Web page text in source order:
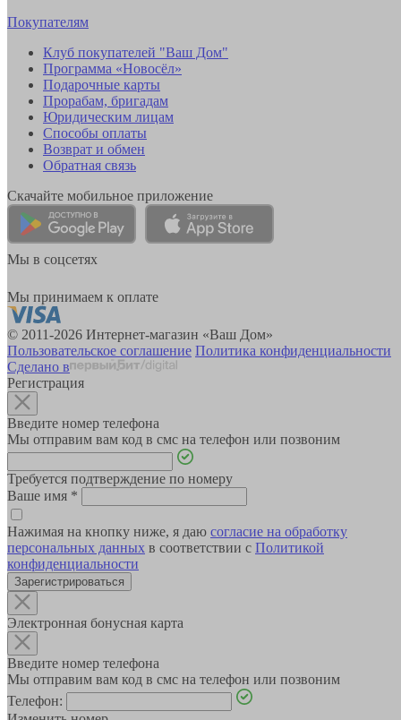
Покупателям
Клуб покупателей "Ваш Дом"
Программа «Новосёл»
Подарочные карты
Прорабам, бригадам
Юридическим лицам
Способы оплаты
Возврат и обмен
Обратная связь
Скачайте мобильное приложение
Мы в соцсетях
Мы принимаем к оплате
© 2011-2026 Интернет-магазин «Ваш Дом»
Пользовательское соглашение Политика конфиденциальности
Сделано в
Регистрация
Введите номер телефона
Мы отправим вам код в смс на телефон или позвоним
Требуется подтверждение по номеру
Ваше имя *
Нажимая на кнопку ниже, я даю согласие на обработку
персональных данных в соответствии с Политикой
конфиденциальности
Зарегистрироваться
Электронная бонусная карта
Введите номер телефона
Мы отправим вам код в смс на телефон или позвоним
Телефон: